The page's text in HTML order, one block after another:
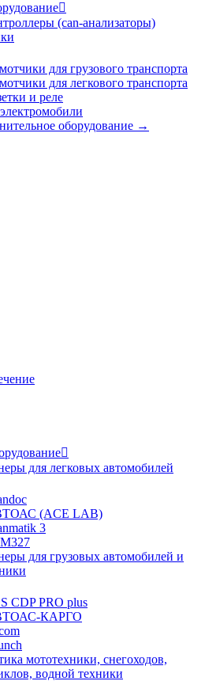

(can-анализаторы)
для грузового транспорта
для легкового транспорта
и реле
оборудование →

для легковых автомобилей
(ACE LAB)
3
для грузовых автомобилей и
CDP PRO plus
КАРГО
мототехники, снегоходов,
водной техники